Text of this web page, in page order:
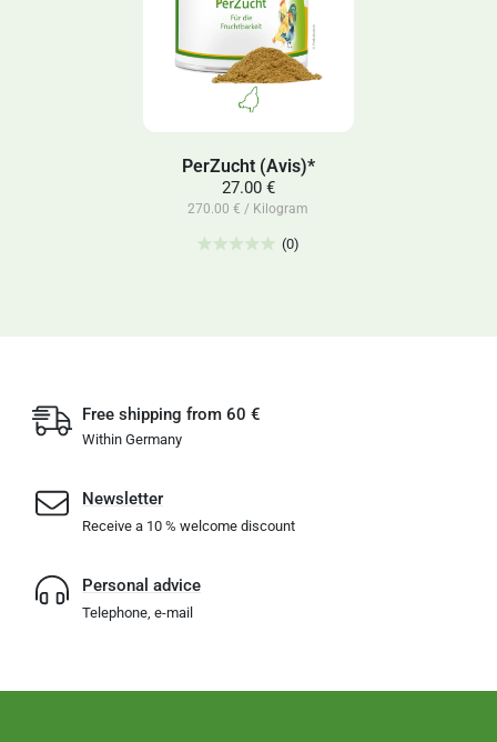
PerZucht (Avis)*
27.00 €
270.00 € / Kilogram
(0)
Free shipping from 60 €
Within Germany
Newsletter
Receive a 10 % welcome discount
Personal advice
Telephone, e-mail